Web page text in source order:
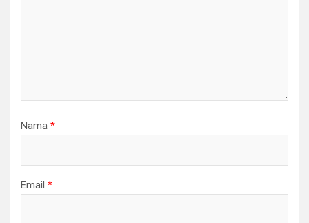
Nama *
Email *